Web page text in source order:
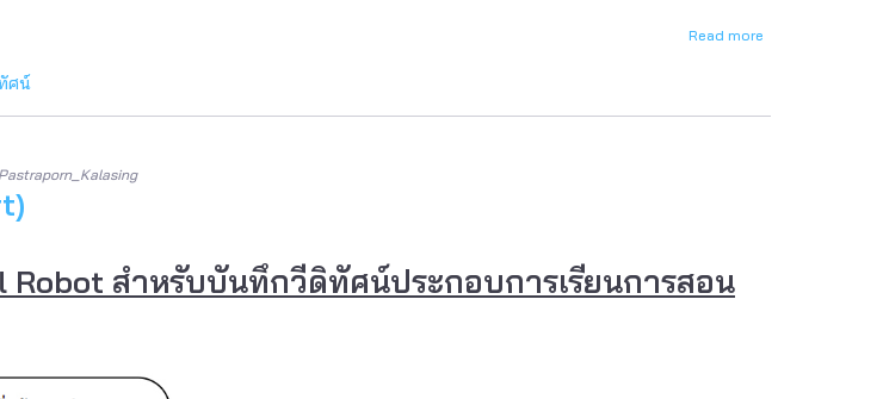
Read more
Chart)
ศน์
Pastraporn_Kalasing
Robot สำหรับบันทึกวีดิทัศน์ประกอบการเรียนการสอน